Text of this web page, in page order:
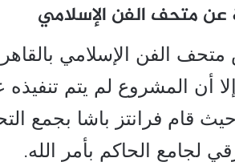
عن متحف الفن الإسلامي
الفن الإسلامي
1869، إلا أن المشروع لم يتم
1880، حيث قام فرانتز باشا
لجامع الحاكم بأمر الله.